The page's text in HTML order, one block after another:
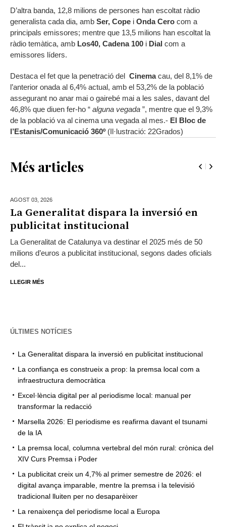
D’altra banda, 12,8 milions de persones han escoltat ràdio
generalista cada dia, amb Ser, Cope i Onda Cero com a
principals emissores; mentre que 13,5 milions han escoltat la
ràdio temàtica, amb Los40, Cadena 100 i Dial com a
emissores líders.
Destaca el fet que la penetració del Cinemacau, del 8,1% de
l’anterior onada al 6,4% actual, amb el 53,2% de la població
assegurant no anar mai o gairebé mai a les sales, davant del
46,8% que diuen fer-ho “ alguna vegada ”, mentre que el 9,3%
de la població va al cinema una vegada al mes.- El Bloc de
l’Estanis/Comunicació 360º(Il·lustració: 22Grados)
Més articles
AGOST 03, 2026
La Generalitat dispara la inversió en
publicitat institucional
La Generalitat de Catalunya va destinar el 2025 més de 50
milions d’euros a publicitat institucional, segons dades oficials
del...
LLEGIR MÉS
ÚLTIMES NOTÍCIES
La Generalitat dispara la inversió en publicitat institucional
La confiança es construeix a prop: la premsa local com a
infraestructura democràtica
Excel·lència digital per al periodisme local: manual per
transformar la redacció
Marsella 2026: El periodisme es reafirma davant el tsunami
de la IA
La premsa local, columna vertebral del món rural: crònica del
XIV Curs Premsa i Poder
La publicitat creix un 4,7% al primer semestre de 2026: el
digital avança imparable, mentre la premsa i la televisió
tradicional lluiten per no desaparèixer
La renaixença del periodisme local a Europa